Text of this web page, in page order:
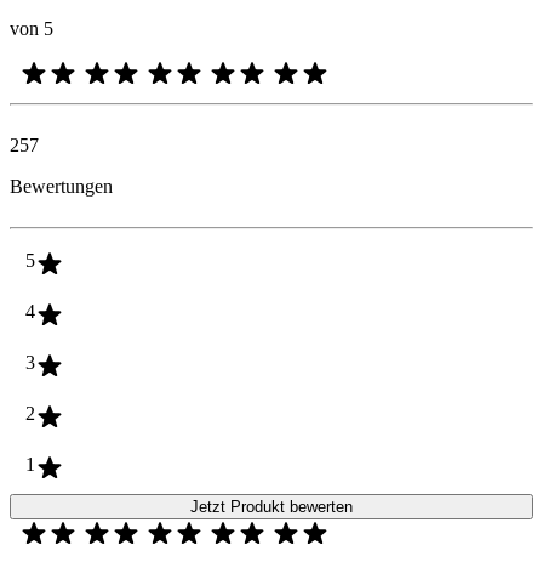
von 5
257
Bewertungen
5
4
3
2
1
Jetzt Produkt bewerten